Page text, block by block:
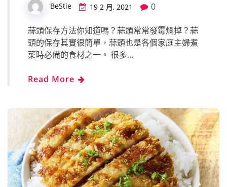
BeStie 19 2 月, 2021 0
蒜頭保存方法你知道嗎？蒜頭常常發霉爛掉？蒜
頭的保存其實很簡單，蒜頭也是各個家庭主婦煮
菜時必備的食材之一。 很多…
Read More